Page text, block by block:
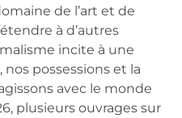
de l’art et de
à d’autres
incite à une
possessions et la
avec le monde
plusieurs ouvrages sur